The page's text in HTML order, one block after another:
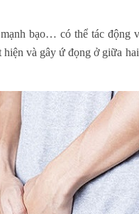
bạo… có thể tác động
và gây ứ đọng ở giữa